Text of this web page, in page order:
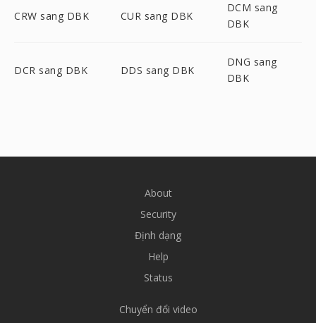
CRW sang DBK CUR sang DBK
DCM sang
DBK
DCR sang DBK DDS sang DBK
DNG sang
DBK
About
Security
Định dạng
Help
Status
Chuyển đổi video